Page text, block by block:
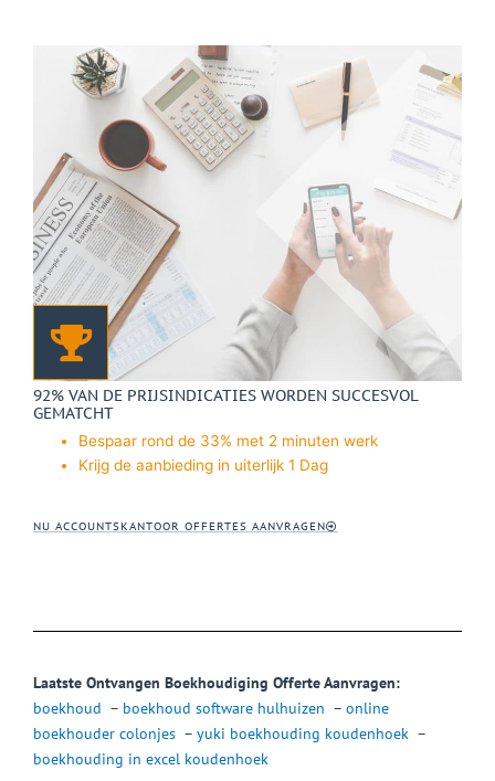
92% VAN DE PRIJSINDICATIES WORDEN SUCCESVOL
GEMATCHT
Bespaar rond de 33% met 2 minuten werk
Krijg de aanbieding in uiterlijk 1 Dag
NU ACCOUNTSKANTOOR OFFERTES AANVRAGEN
Laatste Ontvangen Boekhoudiging Offerte Aanvragen:
boekhoud – boekhoud software hulhuizen – online
boekhouder colonjes – yuki boekhouding koudenhoek –
boekhouding in excel koudenhoek